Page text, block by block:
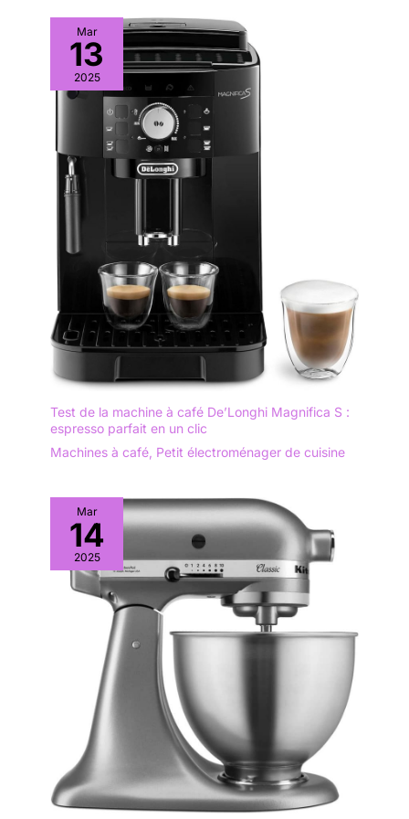
Mar
13
2025
Test de la machine à café De’Longhi Magnifica S :
espresso parfait en un clic
Machines à café, Petit électroménager de cuisine
Mar
14
2025